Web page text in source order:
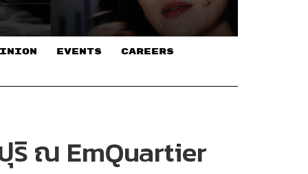
EVENTS CAREERS
ริ ณ EmQuartier